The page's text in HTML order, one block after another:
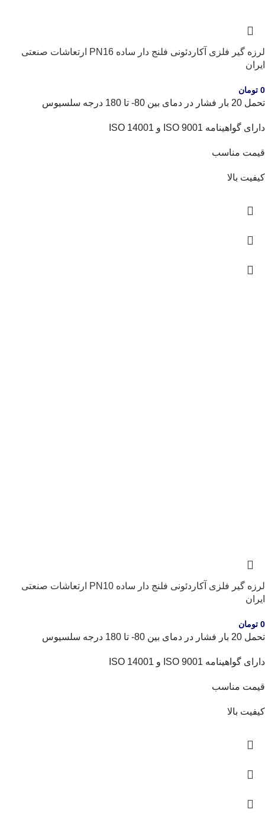
لرزه گیر فلزی آکاردئونی فلنج دار ساده PN16 ارتعاشات صنعتی
ایران
0 تومان
تحمل 20 بار فشار در دمای بین 80- تا 180 درجه سلسیوس
دارای گواهینامه ISO 9001 و ISO 14001
قیمت مناسب
کیفیت بالا
لرزه گیر فلزی آکاردئونی فلنج دار ساده PN10 ارتعاشات صنعتی
ایران
0 تومان
تحمل 20 بار فشار در دمای بین 80- تا 180 درجه سلسیوس
دارای گواهینامه ISO 9001 و ISO 14001
قیمت مناسب
کیفیت بالا